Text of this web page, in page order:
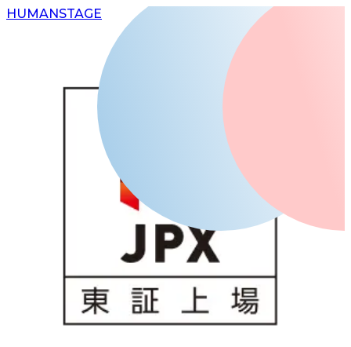
HUMANSTAGE